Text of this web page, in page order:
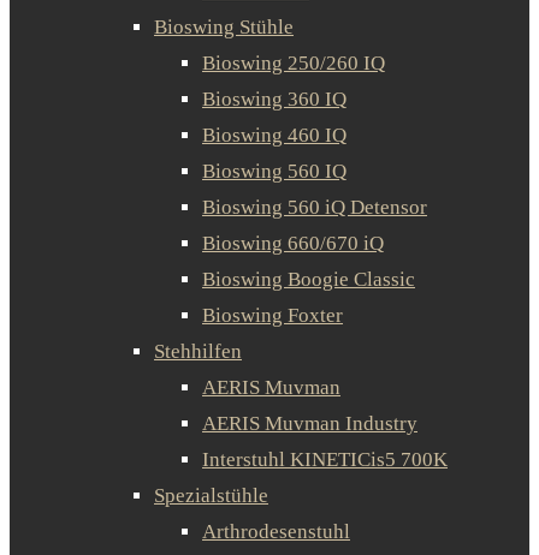
Bioswing Stühle
Bioswing 250/260 IQ
Bioswing 360 IQ
Bioswing 460 IQ
Bioswing 560 IQ
Bioswing 560 iQ Detensor
Bioswing 660/670 iQ
Bioswing Boogie Classic
Bioswing Foxter
Stehhilfen
AERIS Muvman
AERIS Muvman Industry
Interstuhl KINETICis5 700K
Spezialstühle
Arthrodesenstuhl